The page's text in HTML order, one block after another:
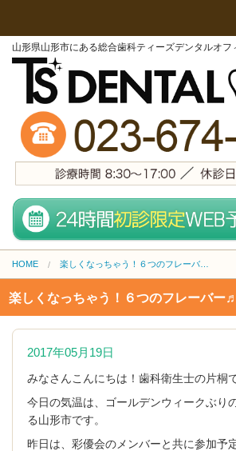
HOME
初めての方へ
院内紹介
診療項目
地図・来院方法
スタッフ紹介
無料メール相談
施設基準
求人内容
PCサイト トップページ
山形県山形市にある総合歯科ティーズデンタルオフ
HOME 楽しくなっちゃう！６つのフレーバー♬
楽しくなっちゃう！６つのフレーバー♬
2017年05月19日
みなさんこんにちは！歯科衛生士の片桐で
今日の気温は、ゴールデンウィークぶり
る山形市です。
昨日は、彩優会のメンバーと共に参加予